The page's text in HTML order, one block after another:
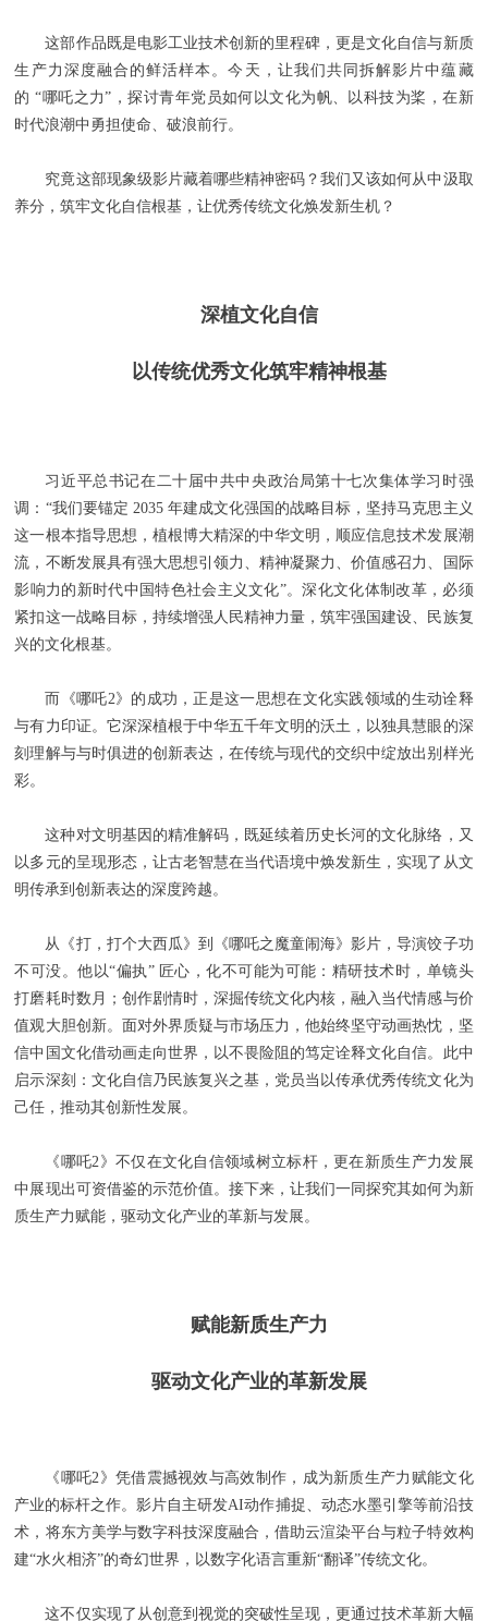
这部作品既是电影工业技术创新的里程碑，更是文化自信与新质
生产力深度融合的鲜活样本。今天，让我们共同拆解影片中蕴藏
的 “哪吒之力”，探讨青年党员如何以文化为帆、以科技为桨，在新
时代浪潮中勇担使命、破浪前行。
究竟这部现象级影片藏着哪些精神密码？我们又该如何从中汲取
养分，筑牢文化自信根基，让优秀传统文化焕发新生机？
深植文化自信
以传统优秀文化筑牢精神根基
习近平总书记在二十届中共中央政治局第十七次集体学习时强
调：“我们要锚定 2035 年建成文化强国的战略目标，坚持马克思主义
这一根本指导思想，植根博大精深的中华文明，顺应信息技术发展潮
流，不断发展具有强大思想引领力、精神凝聚力、价值感召力、国际
影响力的新时代中国特色社会主义文化”。深化文化体制改革，必须
紧扣这一战略目标，持续增强人民精神力量，筑牢强国建设、民族复
兴的文化根基。
而《哪吒2》的成功，正是这一思想在文化实践领域的生动诠释
与有力印证。它深深植根于中华五千年文明的沃土，以独具慧眼的深
刻理解与与时俱进的创新表达，在传统与现代的交织中绽放出别样光
彩。
这种对文明基因的精准解码，既延续着历史长河的文化脉络，又
以多元的呈现形态，让古老智慧在当代语境中焕发新生，实现了从文
明传承到创新表达的深度跨越。
从《打，打个大西瓜》到《哪吒之魔童闹海》影片，导演饺子功
不可没。他以“偏执” 匠心，化不可能为可能：精研技术时，单镜头
打磨耗时数月；创作剧情时，深掘传统文化内核，融入当代情感与价
值观大胆创新。面对外界质疑与市场压力，他始终坚守动画热忱，坚
信中国文化借动画走向世界，以不畏险阻的笃定诠释文化自信。此中
启示深刻：文化自信乃民族复兴之基，党员当以传承优秀传统文化为
己任，推动其创新性发展。
《哪吒2》不仅在文化自信领域树立标杆，更在新质生产力发展
中展现出可资借鉴的示范价值。接下来，让我们一同探究其如何为新
质生产力赋能，驱动文化产业的革新与发展。
赋能新质生产力
驱动文化产业的革新发展
《哪吒2》凭借震撼视效与高效制作，成为新质生产力赋能文化
产业的标杆之作。影片自主研发AI动作捕捉、动态水墨引擎等前沿技
术，将东方美学与数字科技深度融合，借助云渲染平台与粒子特效构
建“水火相济”的奇幻世界，以数字化语言重新“翻译”传统文化。
这不仅实现了从创意到视觉的突破性呈现，更通过技术革新大幅